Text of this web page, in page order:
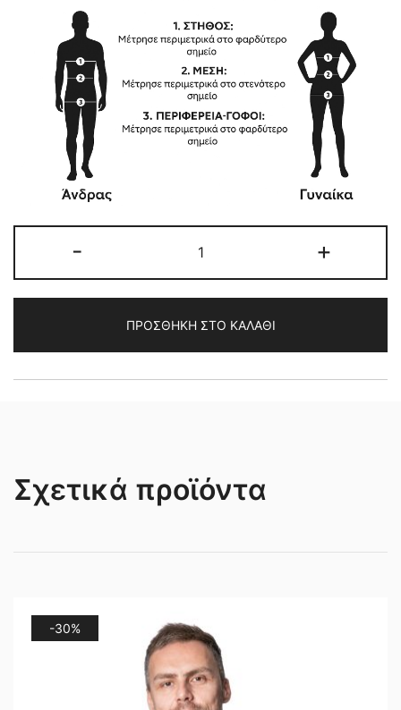
-
ΔΕΡΜΑΤΙΝΟ
ΠΕΤΡΟΠΛΥΜΕΝΟ
+
ΠΡΟΣΘΉΚΗ ΣΤΟ ΚΑΛΆΘΙ
Σχετικά προϊόντα
-30%